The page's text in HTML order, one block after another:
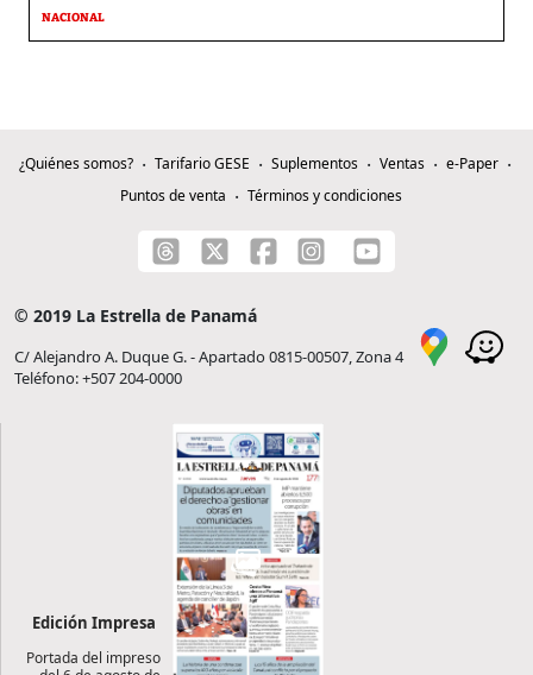
NACIONAL
¿Quiénes somos? Tarifario GESE Suplementos Ventas
e-Paper
Puntos de venta
Términos y condiciones
© 2019 La Estrella de Panamá
C/ Alejandro A. Duque G. - Apartado 0815-00507, Zona 4
Teléfono: +507 204-0000
Edición Impresa
Portada del impreso